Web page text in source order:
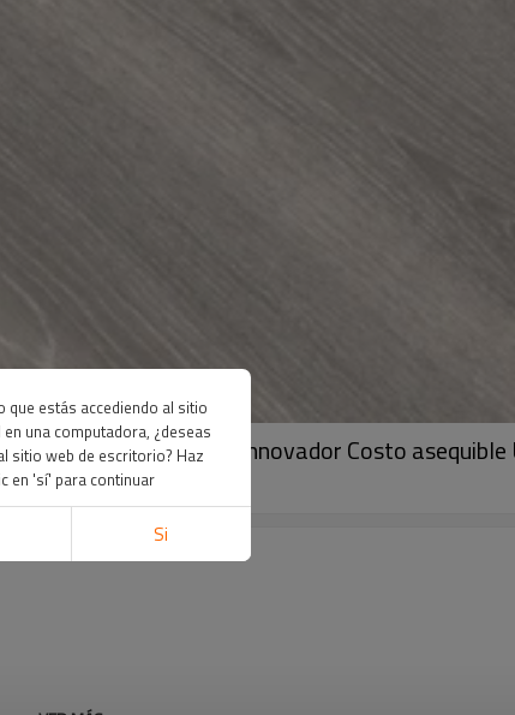
Estilo sensato Diseño innovador Costo asequible
que estás accediendo al sitio
una computadora, ¿deseas
sitio web de escritorio? Haz
en 'sí' para continuar
Si